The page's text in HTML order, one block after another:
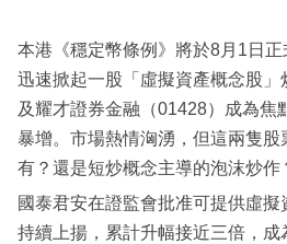
區
本港《穩定幣條例》將於8月1日
迅速掀起一股「虛擬資產概念股
及耀才證券金融（01428）成為焦
暴增。市場熱情洶湧，但這兩隻
有？還是短炒概念主導的泡沫炒作
國泰君安在證監會批准可提供虛
持續上揚，累計升幅接近三倍，